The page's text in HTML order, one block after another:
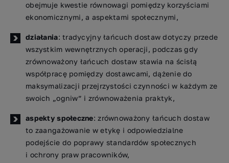
obejmuje kwestie równowagi pomiędzy korzyściami
ekonomicznymi, a aspektami społecznymi,
działania: tradycyjny łańcuch dostaw dotyczy przede
wszystkim wewnętrznych operacji, podczas gdy
zrównoważony łańcuch dostaw stawia na ścisłą
współpracę pomiędzy dostawcami, dążenie do
maksymalizacji przejrzystości czynności w każdym ze
swoich „ogniw” i zrównoważenia praktyk,
aspekty społeczne: zrównoważony łańcuch dostaw
to zaangażowanie w etykę i odpowiedzialne
podejście do poprawy standardów społecznych
i ochrony praw pracowników,